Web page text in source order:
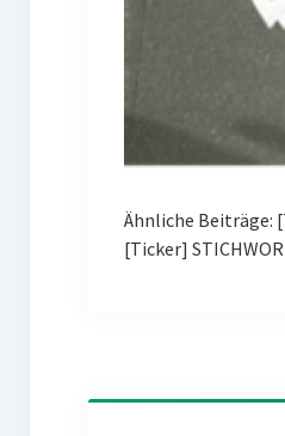
Ähnliche Beiträge:
[Ticker]